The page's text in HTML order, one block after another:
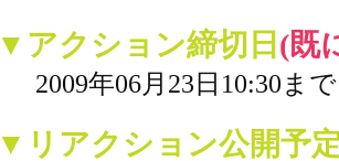
▼アクション締切日 (既
2009年06月23日10:30まで
▼リアクション公開予